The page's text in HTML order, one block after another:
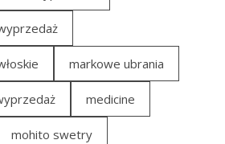
markowe ubrania
medicine
mohito swetry